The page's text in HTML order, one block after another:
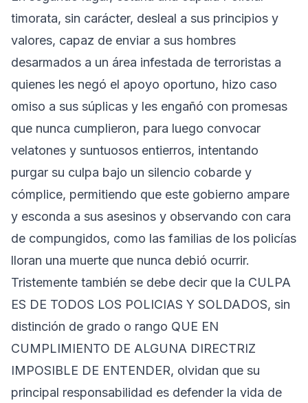
timorata, sin carácter, desleal a sus principios y
valores, capaz de enviar a sus hombres
desarmados a un área infestada de terroristas a
quienes les negó el apoyo oportuno, hizo caso
omiso a sus súplicas y les engañó con promesas
que nunca cumplieron, para luego convocar
velatones y suntuosos entierros, intentando
purgar su culpa bajo un silencio cobarde y
cómplice, permitiendo que este gobierno ampare
y esconda a sus asesinos y observando con cara
de compungidos, como las familias de los policías
lloran una muerte que nunca debió ocurrir.
Tristemente también se debe decir que la CULPA
ES DE TODOS LOS POLICIAS Y SOLDADOS, sin
distinción de grado o rango QUE EN
CUMPLIMIENTO DE ALGUNA DIRECTRIZ
IMPOSIBLE DE ENTENDER, olvidan que su
principal responsabilidad es defender la vida de